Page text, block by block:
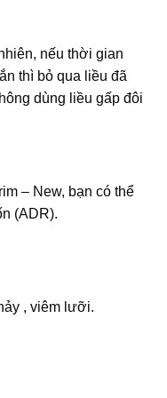
nếu thời gian
thì bỏ qua liều đã
dùng liều gấp đôi
– New, bạn có thể
(ADR).
, viêm lưỡi.